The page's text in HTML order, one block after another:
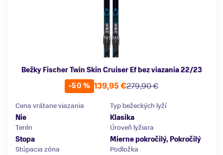
Bežky Fischer Twin Skin Cruiser Ef bez viazania 22/23
-50 %
279,90 €
139,95 €
Cena vrátane viazania
Nie
Typ bežeckých lyží
Klasika
Terén
Stopa
Úroveň lyžiara
Mierne pokročilý, Pokročilý
Stúpacia zóna
Podložka